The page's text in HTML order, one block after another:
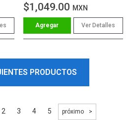
$1,049.00 MXN
Ver Detalles
PRODUCTOS
2 3 4 5 próximo